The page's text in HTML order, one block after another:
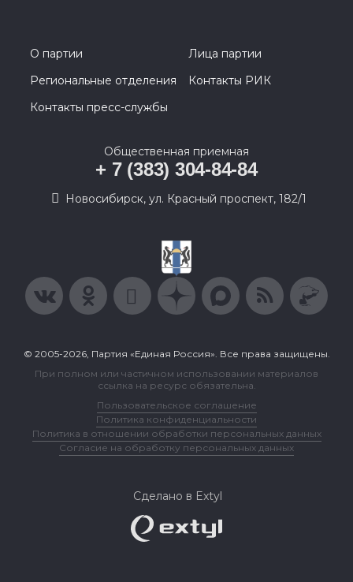
О партии
Лица партии
Региональные отделения
Контакты РИК
Контакты пресс-службы
Общественная приемная
+ 7 (383) 304-84-84
Новосибирск, ул. Красный проспект, 182/1
© 2005-2026, Партия «Единая Россия». Все права защищены.
При полном или частичном использовании материалов
ссылка на ресурс обязательна.
Пользовательское соглашение
Политика конфиденциальности
Политика в отношении обработки персональных данных
Согласие на обработку персональных данных
Сделано в Extyl